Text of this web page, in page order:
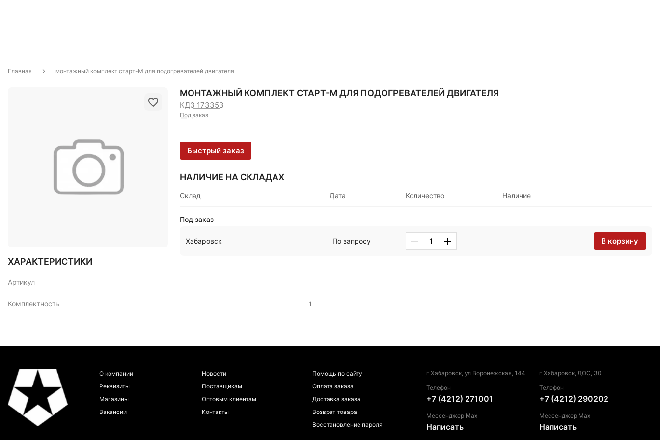
Главная монтажный комплект старт-М для подогревателей двигателя
МОНТАЖНЫЙ КОМПЛЕКТ СТАРТ-М ДЛЯ ПОДОГРЕВАТЕЛЕЙ ДВИГАТЕЛЯ
КДЗ 173353
Под заказ
Быстрый заказ
НАЛИЧИЕ НА СКЛАДАХ
Склад Дата Количество Наличие
Под заказ
Хабаровск По запросу В корзину
ХАРАКТЕРИСТИКИ
Артикул
Комплектность 1
О компании
Реквизиты
Магазины
Вакансии
Новости
Поставщикам
Оптовым клиентам
Контакты
Помощь по сайту
Оплата заказа
Доставка заказа
Возврат товара
Восстановление пароля
г Хабаровск, ул Воронежская, 144
Телефон
+7 (4212) 271001
Мессенджер Max
Написать
г Хабаровск, ДОС, 30
Телефон
+7 (4212) 290202
Мессенджер Max
Написать